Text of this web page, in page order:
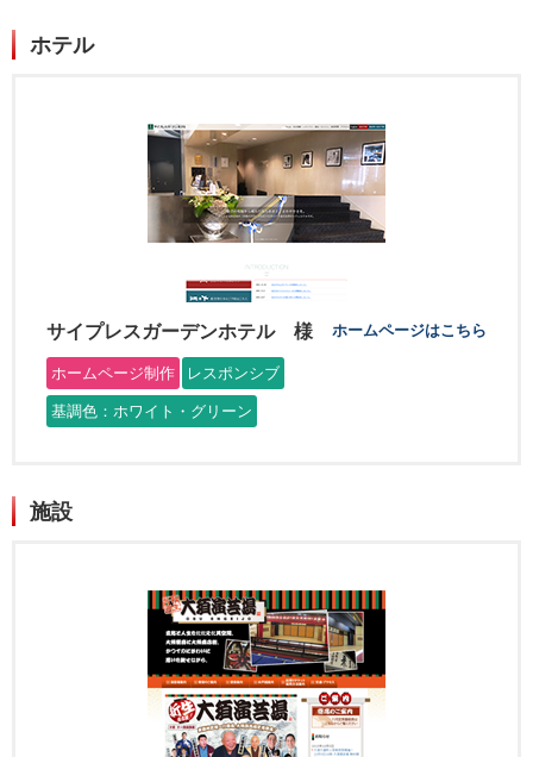
ホテル
サイプレスガーデンホテル 様 ホームページはこちら
ホームページ制作 レスポンシブ
基調色：ホワイト・グリーン
施設